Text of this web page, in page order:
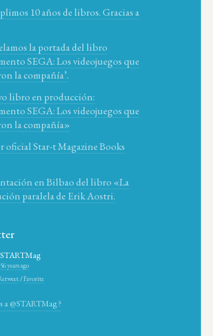
10 años de libros. Gracias a
la portada del libro
SEGA: Los videojuegos que
la compañía’.
libro en producción:
SEGA: Los videojuegos que
la compañía»
oficial Star-t Magazine Books
en Bilbao del libro «La
paralela de Erik Aostri.
STARTMag
56 years ago
/Favorite
a @STARTMag ?